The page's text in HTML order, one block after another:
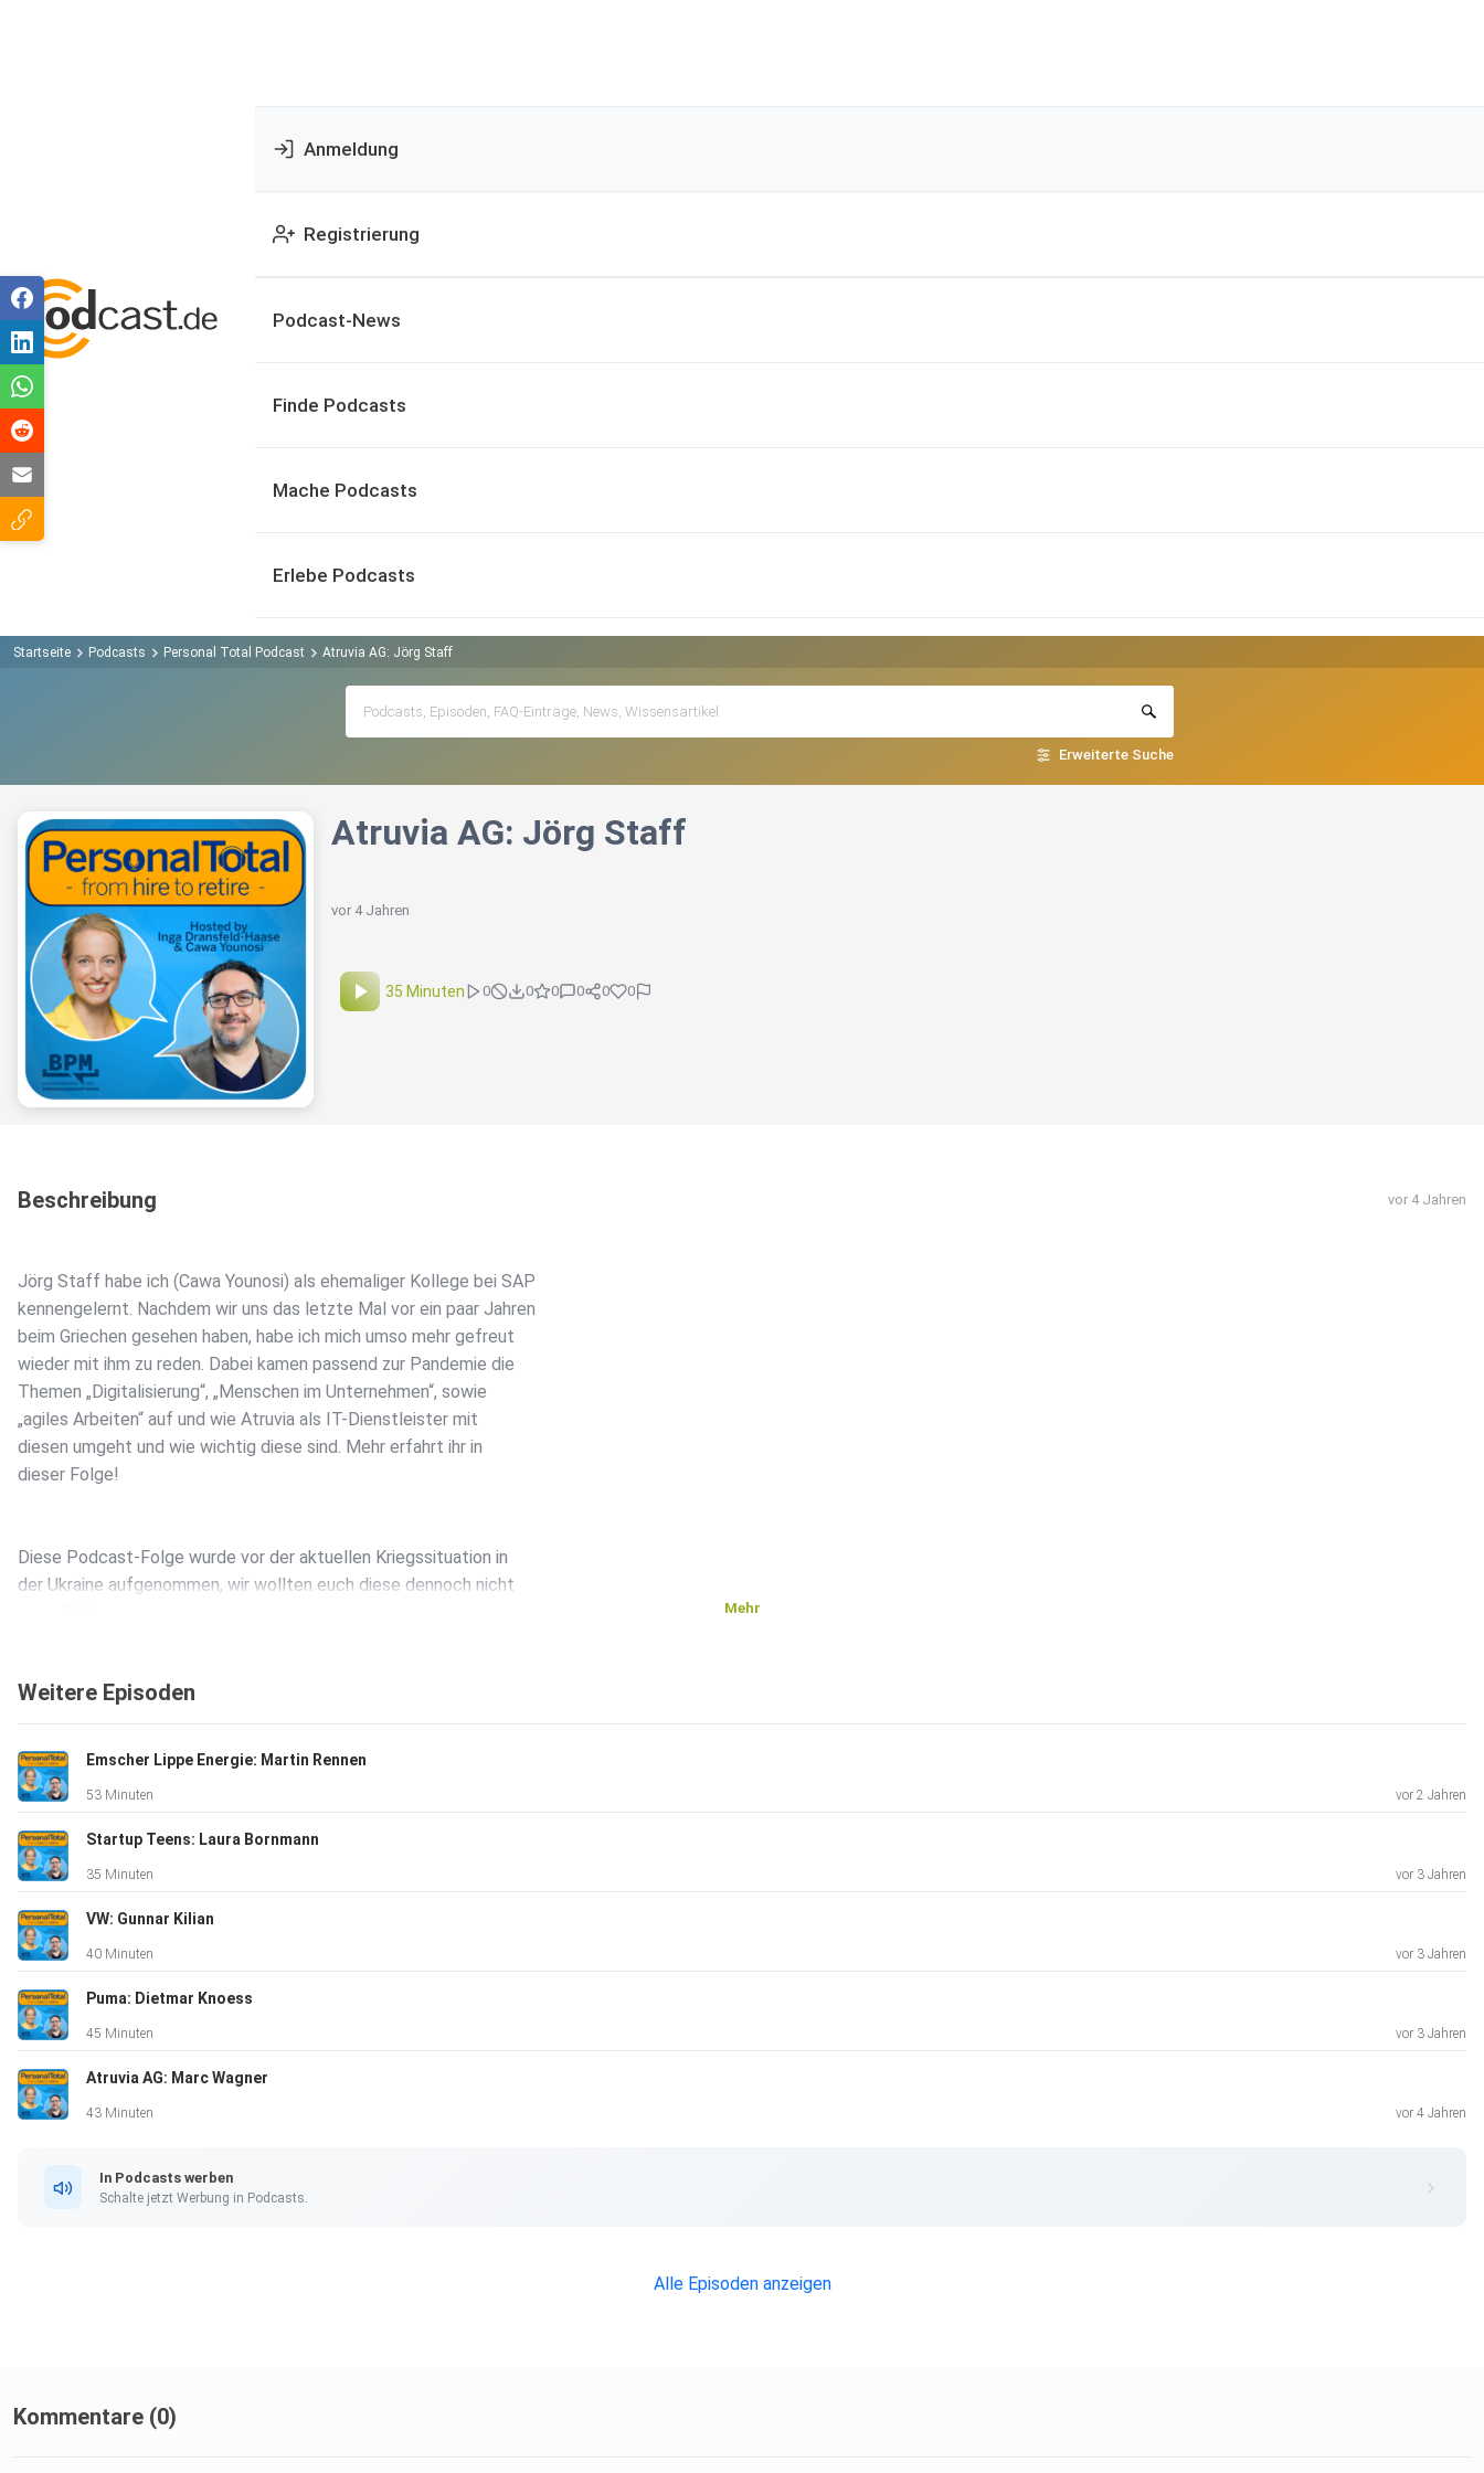
Anmeldung
Registrierung
Podcast-News
Finde Podcasts
Mache Podcasts
Erlebe Podcasts
Startseite Podcasts Personal Total Podcast Atruvia AG: Jörg Staff
Erweiterte Suche
Atruvia AG: Jörg Staff
vor 4 Jahren
35 Minuten 0 0 0 0 0 0
Beschreibung vor 4 Jahren
Jörg Staff habe ich (Cawa Younosi) als ehemaliger Kollege bei SAP
kennengelernt. Nachdem wir uns das letzte Mal vor ein paar Jahren
beim Griechen gesehen haben, habe ich mich umso mehr gefreut
wieder mit ihm zu reden. Dabei kamen passend zur Pandemie die
Themen „Digitalisierung“, „Menschen im Unternehmen“, sowie
„agiles Arbeiten“ auf und wie Atruvia als IT-Dienstleister mit
diesen umgeht und wie wichtig diese sind. Mehr erfahrt ihr in
dieser Folge!
Diese Podcast-Folge wurde vor der aktuellen Kriegssituation in
der Ukraine aufgenommen, wir wollten euch diese dennoch nicht
Mehr
Weitere Episoden
Emscher Lippe Energie: Martin Rennen
53 Minuten vor 2 Jahren
Startup Teens: Laura Bornmann
35 Minuten vor 3 Jahren
VW: Gunnar Kilian
40 Minuten vor 3 Jahren
Puma: Dietmar Knoess
45 Minuten vor 3 Jahren
Atruvia AG: Marc Wagner
43 Minuten vor 4 Jahren
In Podcasts werben
Schalte jetzt Werbung in Podcasts.
Alle Episoden anzeigen
Kommentare (0)